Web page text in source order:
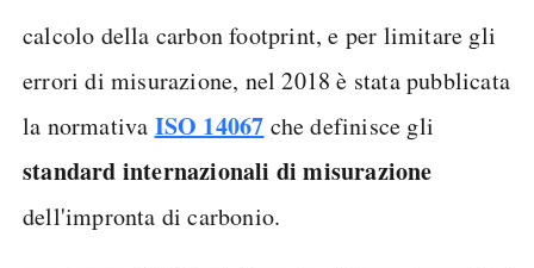
calcolo della carbon footprint, e per limitare gli
errori di misurazione, nel 2018 è stata pubblicata
la normativa ISO 14067 che definisce gli
standard internazionali di misurazione
dell'impronta di carbonio.